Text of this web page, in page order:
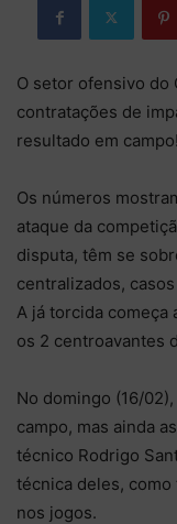
O setor ofensivo do
contratações de
resultado em campo!
Os números
ataque da
disputa, têm se
centralizados,
A já torcida começa
os 2 centroavantes
No domingo (16/
campo, mas ainda
técnico Rodrigo
técnica deles,
nos jogos.